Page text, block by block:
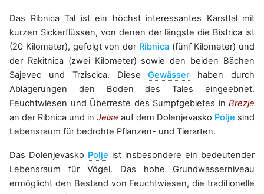
Das Ribnica Tal ist ein höchst interessantes Karsttal mit
kurzen Sickerflüssen, von denen der längste die Bistrica ist
(20 Kilometer), gefolgt von der Ribnica(fünf Kilometer) und
der Rakitnica (zwei Kilometer) sowie den beiden Bächen
Sajevec und Trziscica. DieseGewässer haben durch
Ablagerungen den Boden des Tales eingeebnet.
Feuchtwiesen und Überreste des Sumpfgebietes in Brezje
an der Ribnica und in Jelse auf dem Dolenjevasko Polje sind
Lebensraum für bedrohte Pflanzen- und Tierarten.
Das Dolenjevasko Polje ist insbesondere ein bedeutender
Lebensraum für Vögel. Das hohe Grundwasserniveau
ermöglicht den Bestand von Feuchtwiesen, die traditionelle